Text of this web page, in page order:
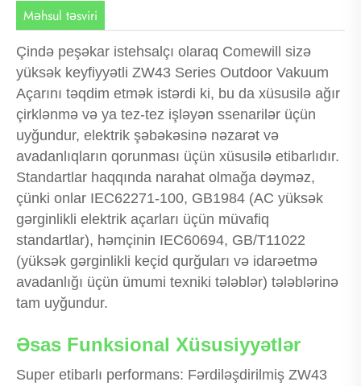
Məhsul təsviri
Çində peşəkar istehsalçı olaraq Comewill sizə
yüksək keyfiyyətli ZW43 Series Outdoor Vakuum
Açarını təqdim etmək istərdi ki, bu da xüsusilə ağır
çirklənmə və ya tez-tez işləyən ssenarilər üçün
uyğundur, elektrik şəbəkəsinə nəzarət və
avadanlıqların qorunması üçün xüsusilə etibarlıdır.
Standartlar haqqında narahat olmağa dəyməz,
çünki onlar IEC62271-100, GB1984 (AC yüksək
gərginlikli elektrik açarları üçün müvafiq
standartlar), həmçinin IEC60694, GB/T11022
(yüksək gərginlikli keçid qurğuları və idarəetmə
avadanlığı üçün ümumi texniki tələblər) tələblərinə
tam uyğundur.
Əsas Funksional Xüsusiyyətlər
Super etibarlı performans: Fərdiləşdirilmiş ZW43